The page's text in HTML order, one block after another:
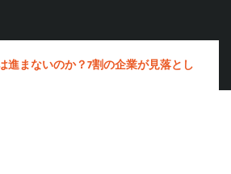
進まないのか？7割の企業が見落とし